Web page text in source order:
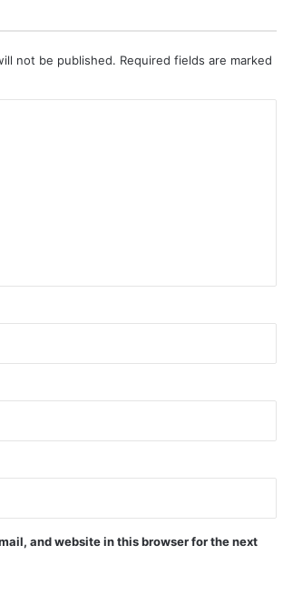
not be published. Required fields are marked
and website in this browser for the next